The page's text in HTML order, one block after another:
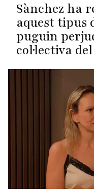
Sànchez ha
aquest tipus
puguin
col·lectiva